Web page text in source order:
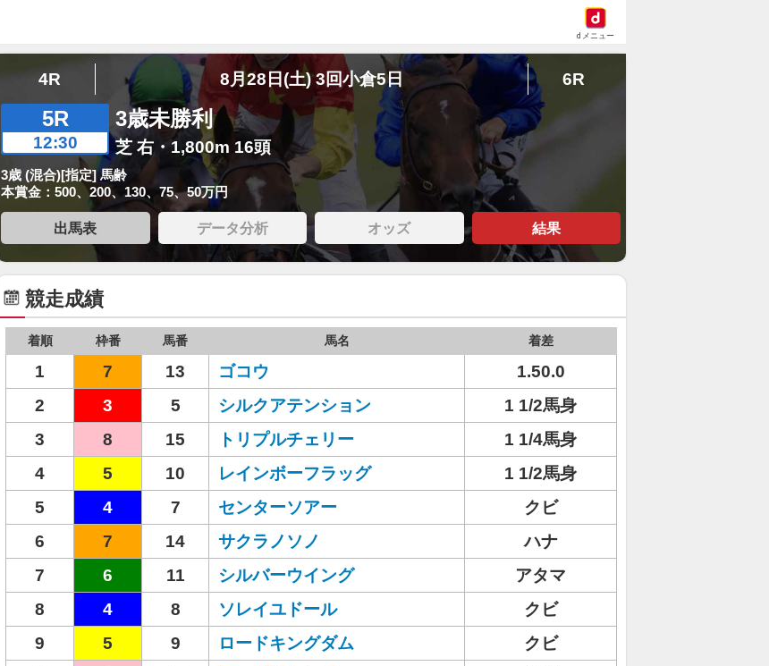
dメニュー
4R 8月28日(土) 3回小倉5日 6R
5R
12:30
3歳未勝利
芝 右・1,800m 16頭
3歳 (混合)[指定] 馬齢
本賞金：500、200、130、75、50万円
出馬表 データ分析 オッズ 結果
競走成績
着順 枠番 馬番 馬名 着差
1 7 13 ゴコウ
1.50.0
2
3 5 シルクアテンション
1 1/2馬身
3
8 15 トリプルチェリー
1 1/4馬身
4
5 10 レインボーフラッグ
1 1/2馬身
5
4 7 センターソアー
クビ
6
7 14 サクラノソノ
ハナ
7
6 11 シルバーウイング
アタマ
8
4 8 ソレイユドール
クビ
9
5 9 ロードキングダム
クビ